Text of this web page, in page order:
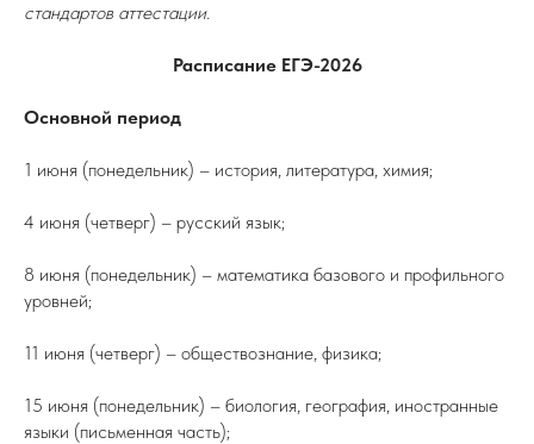
стандартов аттестации.
Расписание ЕГЭ-2026
Основной период
1 июня (понедельник) – история, литература, химия;
4 июня (четверг) – русский язык;
8 июня (понедельник) – математика базового и профильного
уровней;
11 июня (четверг) – обществознание, физика;
15 июня (понедельник) – биология, география, иностранные
языки (письменная часть);